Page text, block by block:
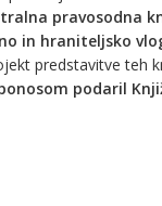
pravosodna
in hraniteljsko
predstavitve teh
podaril